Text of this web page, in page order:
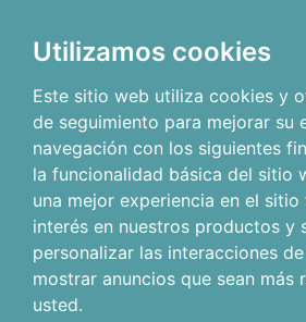
Utilizamos cookies
Este sitio web utiliza cookies y
de seguimiento para mejorar su
navegación con los siguientes
la funcionalidad básica del sitio
una mejor experiencia en el sitio
interés en nuestros productos y
personalizar las interacciones
mostrar anuncios que sean más
usted.